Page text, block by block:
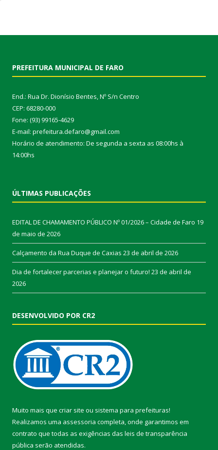
PREFEITURA MUNICIPAL DE FARO
End.: Rua Dr. Dionísio Bentes, Nº S/n Centro
CEP: 68280-000
Fone: (93) 99165-4629
E-mail: prefeitura.defaro@gmail.com
Horário de atendimento: De segunda a sexta as 08:00hs à
14:00hs
ÚLTIMAS PUBLICAÇÕES
EDITAL DE CHAMAMENTO PÚBLICO Nº 01/2026 – Cidade de Faro 19
de maio de 2026
Calçamento da Rua Duque de Caxias 23 de abril de 2026
Dia de fortalecer parcerias e planejar o futuro! 23 de abril de
2026
DESENVOLVIDO POR CR2
Muito mais que criar site ou sistema para prefeituras!
Realizamos uma assessoria completa, onde garantimos em
contrato que todas as exigências das leis de transparência
pública serão atendidas.